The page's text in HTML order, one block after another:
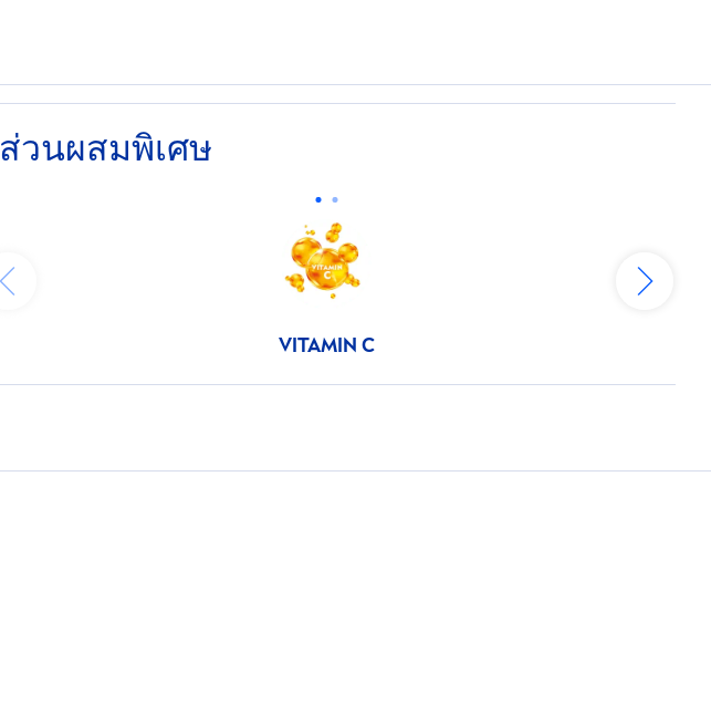
ส่วนผสมพิเศษ
VITAMIN C